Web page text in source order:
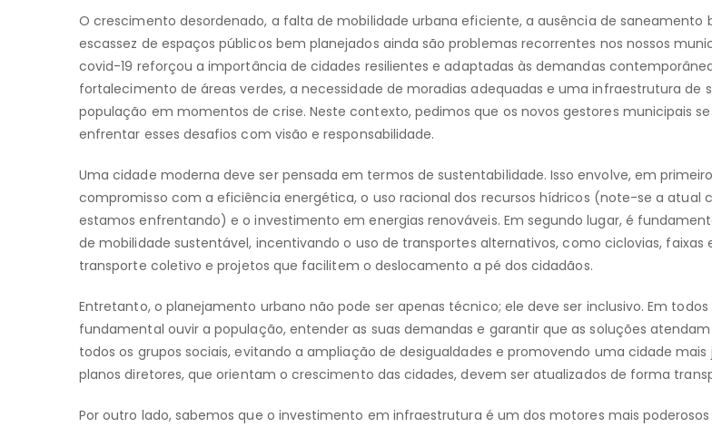
O crescimento desordenado, a falta de mobilidade urbana eficiente, a ausência de saneamento
escassez de espaços públicos bem planejados ainda são problemas recorrentes nos nossos
covid-19 reforçou a importância de cidades resilientes e adaptadas às demandas
fortalecimento de áreas verdes, a necessidade de moradias adequadas e uma infraestrutura de
população em momentos de crise. Neste contexto, pedimos que os novos gestores municipais
enfrentar esses desafios com visão e responsabilidade.
Uma cidade moderna deve ser pensada em termos de sustentabilidade. Isso envolve, em
compromisso com a eficiência energética, o uso racional dos recursos hídricos (note-se a atual
estamos enfrentando) e o investimento em energias renováveis. Em segundo lugar, é
de mobilidade sustentável, incentivando o uso de transportes alternativos, como ciclovias, faixas
transporte coletivo e projetos que facilitem o deslocamento a pé dos cidadãos.
Entretanto, o planejamento urbano não pode ser apenas técnico; ele deve ser inclusivo. Em todos
fundamental ouvir a população, entender as suas demandas e garantir que as soluções
todos os grupos sociais, evitando a ampliação de desigualdades e promovendo uma cidade mais
planos diretores, que orientam o crescimento das cidades, devem ser atualizados de forma
Por outro lado, sabemos que o investimento em infraestrutura é um dos motores mais